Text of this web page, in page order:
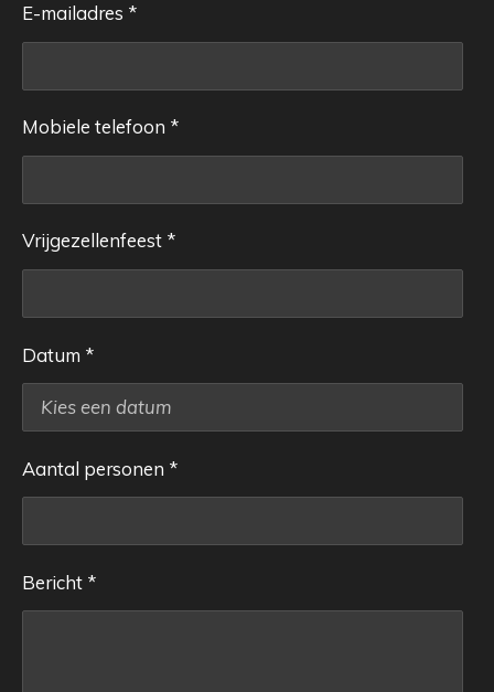
E-mailadres *
Mobiele telefoon *
Vrijgezellenfeest *
Datum *
Aantal personen *
Bericht *